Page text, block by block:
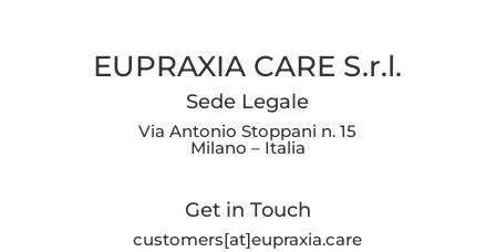
EUPRAXIA CARE S.r.l.
Sede Legale
Via Antonio Stoppani n. 15
Milano – Italia
Get in Touch
customers[at]eupraxia.care